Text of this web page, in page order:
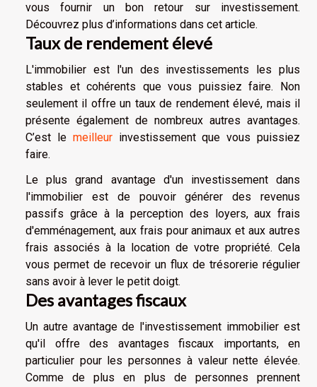
vous fournir un bon retour sur investissement.
Découvrez plus d’informations dans cet article.
Taux de rendement élevé
L'immobilier est l'un des investissements les plus
stables et cohérents que vous puissiez faire. Non
seulement il offre un taux de rendement élevé, mais il
présente également de nombreux autres avantages.
C’est le meilleurinvestissement que vous puissiez
faire.
Le plus grand avantage d'un investissement dans
l'immobilier est de pouvoir générer des revenus
passifs grâce à la perception des loyers, aux frais
d'emménagement, aux frais pour animaux et aux autres
frais associés à la location de votre propriété. Cela
vous permet de recevoir un flux de trésorerie régulier
sans avoir à lever le petit doigt.
Des avantages fiscaux
Un autre avantage de l'investissement immobilier est
qu'il offre des avantages fiscaux importants, en
particulier pour les personnes à valeur nette élevée.
Comme de plus en plus de personnes prennent